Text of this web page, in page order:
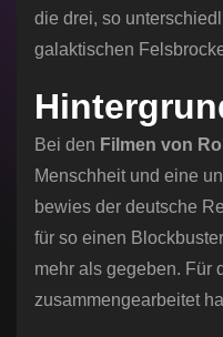
die drei, so
galaktischen
Bei den Filmen von
Menschheit und eine
bewies der deutsche
für so einen
mehr als gegeben. Für
zusammengearbeitet